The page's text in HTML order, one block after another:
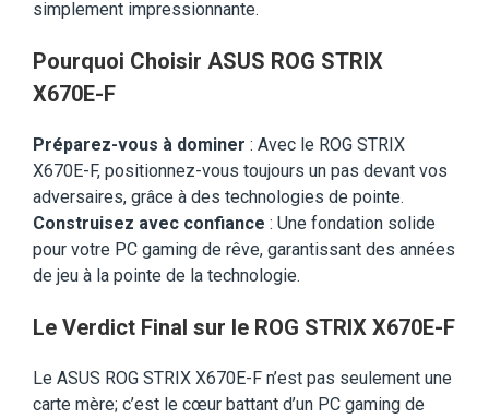
simplement impressionnante.
Pourquoi Choisir ASUS ROG STRIX
X670E-F
Préparez-vous à dominer : Avec le ROG STRIX
X670E-F, positionnez-vous toujours un pas devant vos
adversaires, grâce à des technologies de pointe.
Construisez avec confiance : Une fondation solide
pour votre PC gaming de rêve, garantissant des années
de jeu à la pointe de la technologie.
Le Verdict Final sur le ROG STRIX X670E-F
Le ASUS ROG STRIX X670E-F n’est pas seulement une
carte mère; c’est le cœur battant d’un PC gaming de